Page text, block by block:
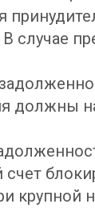
В случае
должны
счет
крупной